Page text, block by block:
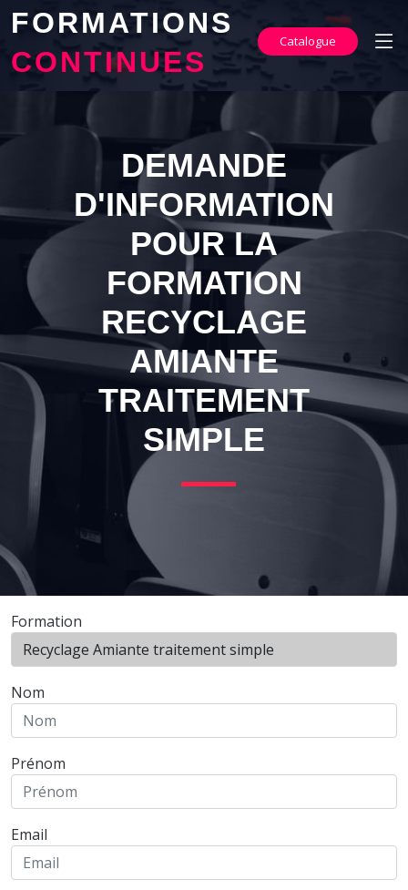
FORMATIONS
CONTINUES
Catalogue
DEMANDE
D'INFORMATION
POUR LA
FORMATION
RECYCLAGE
AMIANTE
TRAITEMENT
SIMPLE
Formation
Nom
Prénom
Email